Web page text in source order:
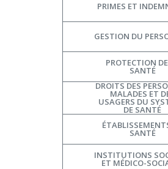
PRIMES ET
GESTION DU
PROTECTION
SANTÉ
DROITS DES
MALADES ET
USAGERS DU
DE SANTÉ
SANTÉ
INSTITUTIONS
ET MÉDICO-